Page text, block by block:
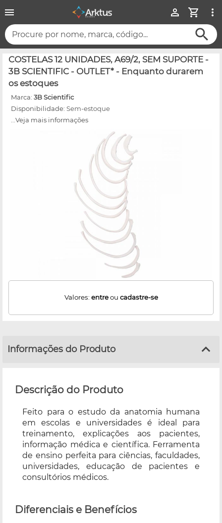
Procure por nome, marca, código...
COSTELAS 12 UNIDADES, A69/2, SEM SUPORTE -
3B SCIENTIFIC - OUTLET* - Enquanto durarem
os estoques
Marca: 3B Scientific
Disponibilidade: Sem-estoque
...Veja mais informações
Valores: entreou cadastre-se
Informações do Produto
Descrição do Produto
Feito para o estudo da anatomia humana
em escolas e universidades é ideal para
treinamento, explicações aos pacientes,
informação médica e científica. Ferramenta
de ensino perfeita para ciências, faculdades,
universidades, educação de pacientes e
consultórios médicos.
Diferenciais e Benefícios